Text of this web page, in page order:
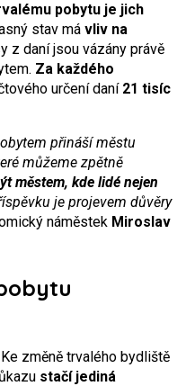
pobytu je jich
stav má vliv na
z daní jsou vázány právě
Za každého
určení daní 21 tisíc
přináší městu
můžeme zpětně
městem, kde lidé nejen
je projevem důvěry
náměstek Miroslav
změně trvalého bydliště
stačí jediná